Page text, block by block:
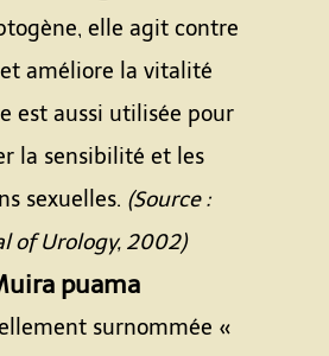
elle agit contre
améliore la vitalité
est aussi utilisée pour
la sensibilité et les
sexuelles. (Source :
of Urology, 2002)
puama
surnommée «